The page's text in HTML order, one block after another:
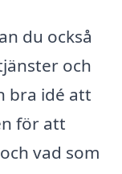
du också
och
bra idé att
för att
vad som